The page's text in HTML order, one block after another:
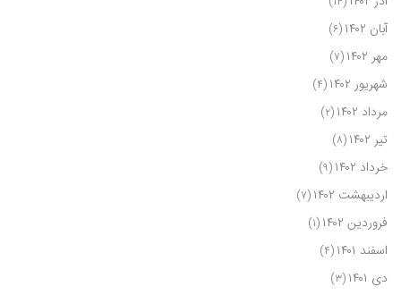
آبان ۱۴۰۲ (۶)
مهر ۱۴۰۲ (۷)
شهریور ۱۴۰۲ (۴)
مرداد ۱۴۰۲ (۲)
تیر ۱۴۰۲ (۸)
خرداد ۱۴۰۲ (۹)
اردیبهشت ۱۴۰۲ (۷)
فروردین ۱۴۰۲ (۱)
اسفند ۱۴۰۱ (۴)
دی ۱۴۰۱ (۳)